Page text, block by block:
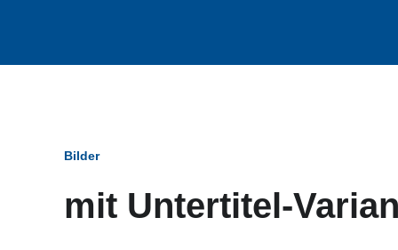
Bilder
mit Untertitel-